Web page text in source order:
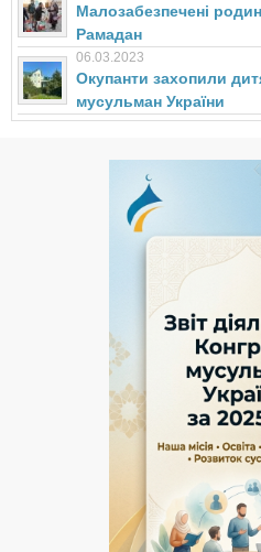
Малозабезпечені
Рамадан
06.03.2023
Окупанти захопили
мусульман України